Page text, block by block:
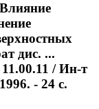
дис. ...
/ Ин-т
- 24 с.